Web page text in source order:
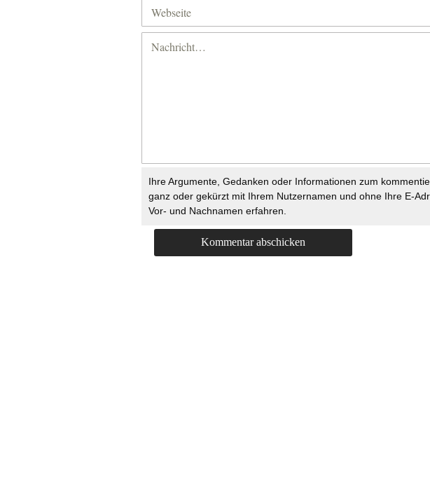
Ihre Argumente, Gedanken oder Informationen zum
ganz oder gekürzt mit Ihrem Nutzernamen und ohne Ihre E-
Vor- und Nachnamen erfahren.